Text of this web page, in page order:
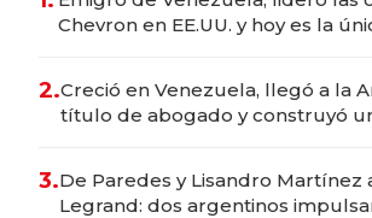
Chevron en EE.UU. y hoy es la
2.Creció en Venezuela, llegó a la
título de abogado y construyó
3.De Paredes y Lisandro Martínez
Legrand: dos argentinos